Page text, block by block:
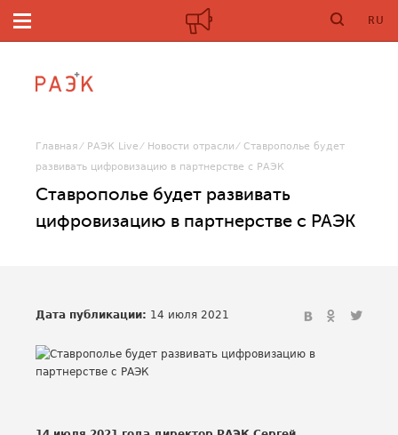
RU
Главная РАЭК Live Новости отрасли
Ставрополье будет
развивать цифровизацию в партнерстве с РАЭК
Ставрополье будет развивать
цифровизацию в партнерстве с РАЭК
Дата публикации: 14 июля 2021